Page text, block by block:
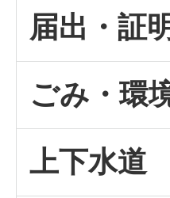
届出・証
ごみ・環
上下水道